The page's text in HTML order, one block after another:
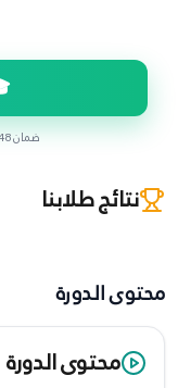
ضمان 48 ساعة
نتائج طلابنا
محتوى الدورة
محتوى الدورة